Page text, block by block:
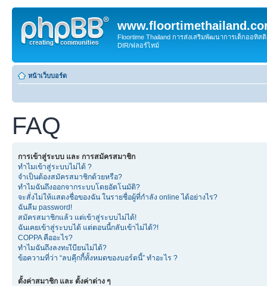
Floortime Thailand การส่งเสริมพัฒนาการเด็กออทิ
DIR/ฟลอร์ไทม์
หน้าเว็บบอร์ด
FAQ
การเข้าสู่ระบบ และ การสมัครสมาชิก
ทำไมเข้าสู่ระบบไม่ได้ ?
จำเป็นต้องสมัครสมาชิกด้วยหรือ?
ทำไมฉันถึงออกจากระบบโดยอัตโนมัติ?
จะสั่งไม่ให้แสดงชื่อของฉัน ในรายชื่อผู้ที่กำลัง online ได้อย่างไร?
ฉันลืม password!
สมัครสมาชิกแล้ว แต่เข้าสู่ระบบไม่ได้!
ฉันเคยเข้าสู่ระบบได้ แต่ตอนนี้กลับเข้าไม่ได้?!
COPPA คืออะไร?
ทำไมฉันถึงลงทะเีบียนไม่ได้?
ข้อความที่ว่า “ลบคุีกกี้ทั้งหมดของบอร์ดนี้” ทำอะไร ?
ตั้งค่าสมาชิก และ ตั้งค่าต่าง ๆ